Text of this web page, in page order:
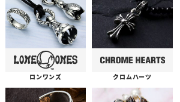
ロンワンズ クロムハーツ